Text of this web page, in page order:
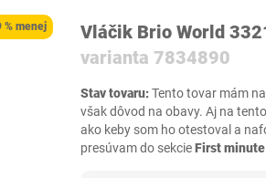
% menej
Vláčik Brio World
varianta 7834890
Stav tovaru:Tento tovar mám
však dôvod na obavy. Aj na
ako keby som ho otestoval a
presúvam do sekcieFirst minute